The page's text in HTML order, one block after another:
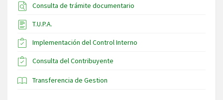
Consulta de trámite documentario
T.U.P.A.
Implementación del Control Interno
Consulta del Contribuyente
Transferencia de Gestion